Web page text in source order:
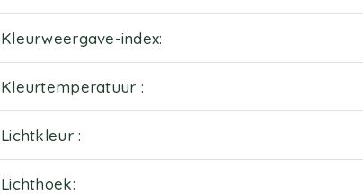
Kleurweergave-index
Kleurtemperatuur
Lichtkleur
Lichthoek